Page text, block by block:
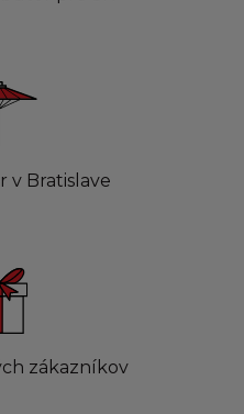
v Bratislave
zákazníkov